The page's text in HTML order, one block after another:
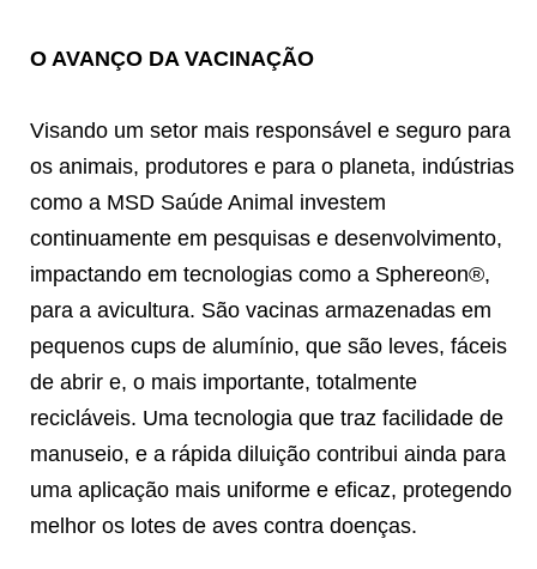
O AVANÇO DA VACINAÇÃO
Visando um setor mais responsável e seguro para
os animais, produtores e para o planeta, indústrias
como a MSD Saúde Animal investem
continuamente em pesquisas e desenvolvimento,
impactando em tecnologias como a Sphereon®,
para a avicultura. São vacinas armazenadas em
pequenos cups de alumínio, que são leves, fáceis
de abrir e, o mais importante, totalmente
recicláveis. Uma tecnologia que traz facilidade de
manuseio, e a rápida diluição contribui ainda para
uma aplicação mais uniforme e eficaz, protegendo
melhor os lotes de aves contra doenças.